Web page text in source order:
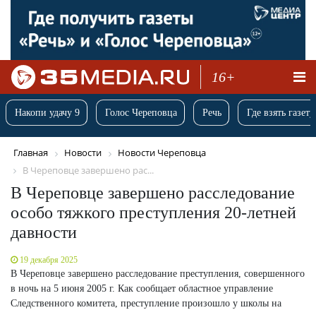
16+
Накопи удачу 9 Голос Череповца Речь Где взять
Главная Новости
Новости Череповца
В Череповце завершено рас...
В Череповце завершено расследование
особо тяжкого преступления 20-летней
давности
19 декабря 2025
В Череповце завершено расследование преступления, совершенного
в ночь на 5 июня 2005 г. Как сообщает областное управление
Следственного комитета, преступление произошло у школы на